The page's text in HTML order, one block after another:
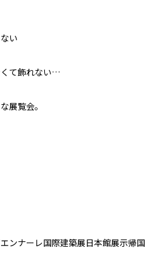
い
て飾れない…
展覧会。
ンナーレ国際建築展日本館展示帰